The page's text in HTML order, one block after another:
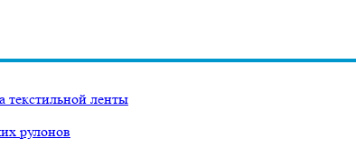
текстильной ленты
рулонов